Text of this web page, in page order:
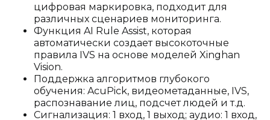
цифровая маркировка, подходит для
различных сценариев мониторинга.
Функция AI Rule Assist, которая
автоматически создает высокоточные
правила IVS на основе моделей Xinghan
Vision.
Поддержка алгоритмов глубокого
обучения: AcuPick, видеометаданные, IVS,
распознавание лиц, подсчет людей и т.д.
Сигнализация: 1 вход, 1 выход; аудио: 1 вход,